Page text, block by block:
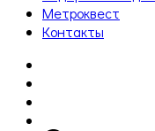
Метроквест
Контакты